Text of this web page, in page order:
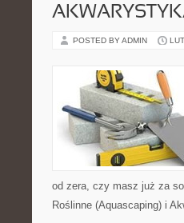
POSTED BY ADMIN
od zera, czy masz już za
Roślinne (Aquascaping) i